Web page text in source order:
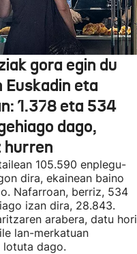
gora egin du
eta
1.378 eta 534
dago,
hurren
105.590 enplegu-
dira, ekainean baino
Nafarroan, berriz, 534
izan dira, 28.843.
arabera, datu hori
lan-merkatuan
lotuta dago.